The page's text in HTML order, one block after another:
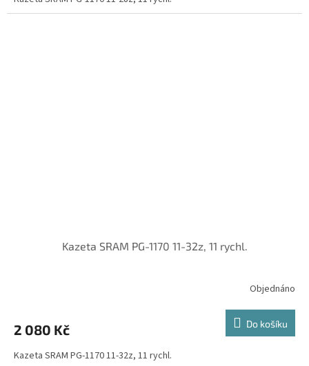
Kazeta SRAM PG-1170 11-32z, 11 rychl.
Objednáno
2 080 Kč Do košíku
Kazeta SRAM PG-1170 11-32z, 11 rychl.